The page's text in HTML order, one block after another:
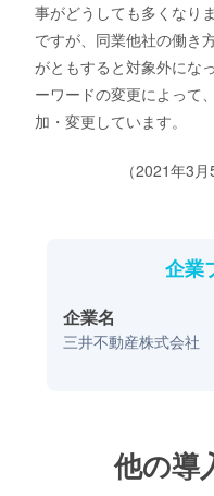
事がどうしても多くなり
ですが、同業他社の働き
がともすると対象外にな
ーワードの変更によって
加・変更しています。
（2021年3
企業
企業名
三井不動産株式会社
他の導